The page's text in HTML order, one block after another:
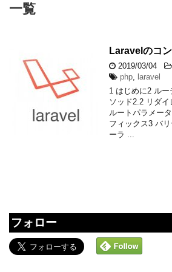
一覧
Laravelのコ
2019/03/04
php laravel
1 はじめに2 ル
ソッド2.2 リダ
ルートパラメー
フィックス3 バ
ーラ ...
フォロー